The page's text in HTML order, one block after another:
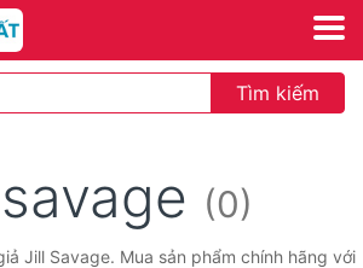
Tìm kiếm
(0)
Jill Savage. Mua sản phẩm chính hãng với